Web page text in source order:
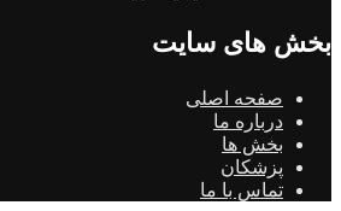
بخش های سایت
صفحه اصلی
درباره ما
بخش ها
پزشکان
تماس با ما